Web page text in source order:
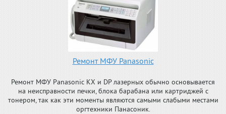
Ремонт МФУ Panasonic
Ремонт МФУ Panasonic KX и DP лазерных обычно основывается
на неисправности печки, блока барабана или картриджей с
тонером, так как эти моменты являются самыми слабыми местами
оргтехники Панасоник.